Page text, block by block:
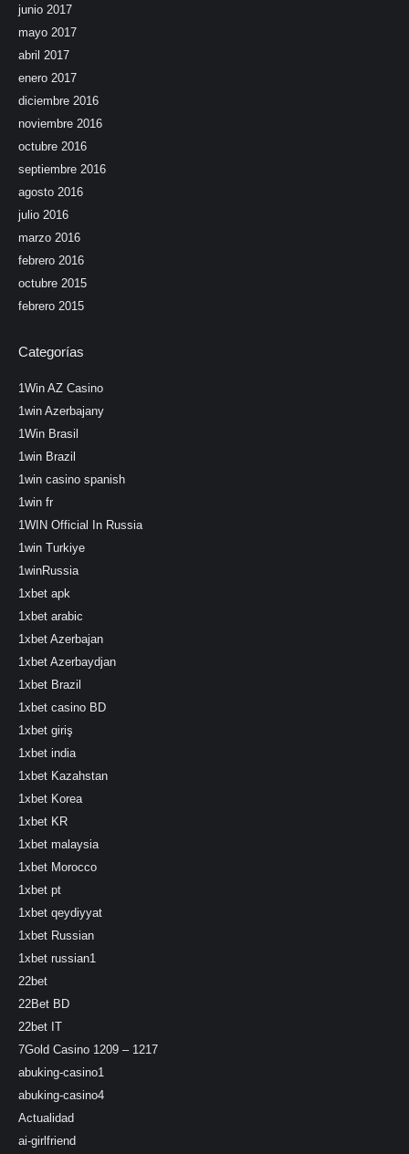
junio 2017
mayo 2017
abril 2017
enero 2017
diciembre 2016
noviembre 2016
octubre 2016
septiembre 2016
agosto 2016
julio 2016
marzo 2016
febrero 2016
octubre 2015
febrero 2015
Categorías
1Win AZ Casino
1win Azerbajany
1Win Brasil
1win Brazil
1win casino spanish
1win fr
1WIN Official In Russia
1win Turkiye
1winRussia
1xbet apk
1xbet arabic
1xbet Azerbajan
1xbet Azerbaydjan
1xbet Brazil
1xbet casino BD
1xbet giriş
1xbet india
1xbet Kazahstan
1xbet Korea
1xbet KR
1xbet malaysia
1xbet Morocco
1xbet pt
1xbet qeydiyyat
1xbet Russian
1xbet russian1
22bet
22Bet BD
22bet IT
7Gold Casino 1209 – 1217
abuking-casino1
abuking-casino4
Actualidad
ai-girlfriend